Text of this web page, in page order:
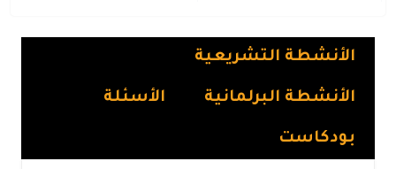
الأنشطة التشريعية
الأنشطة البرلمانية الأسئلة
بودكاست